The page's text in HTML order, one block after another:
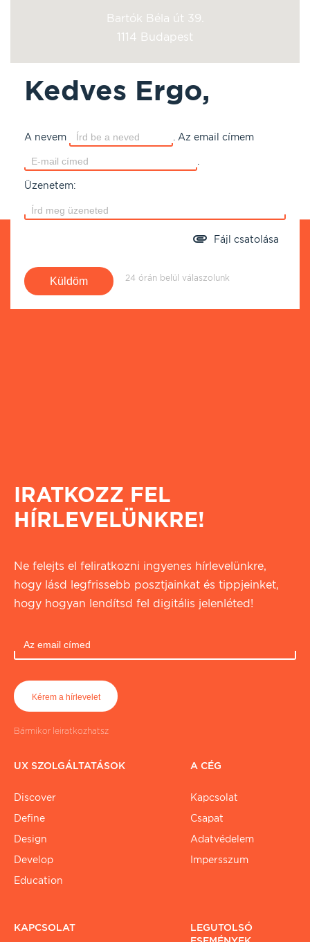
Kedves Ergo,
A nevem Az email címem
Üzenetem:
Fájl csatolása
24 órán belül válaszolunk
Bartók Béla út 39.
1114 Budapest
IRATKOZZ FEL
HÍRLEVELÜNKRE!
Ne felejts el feliratkozni ingyenes hírlevelünkre,
hogy lásd legfrissebb posztjainkat és tippjeinket,
hogy hogyan lendítsd fel digitális jelenléted!
Bármikor leiratkozhatsz
UX SZOLGÁLTATÁSOK
Discover
Define
Design
Develop
Education
A CÉG
Kapcsolat
Csapat
Adatvédelem
Impersszum
KAPCSOLAT
LEGUTOLSÓ